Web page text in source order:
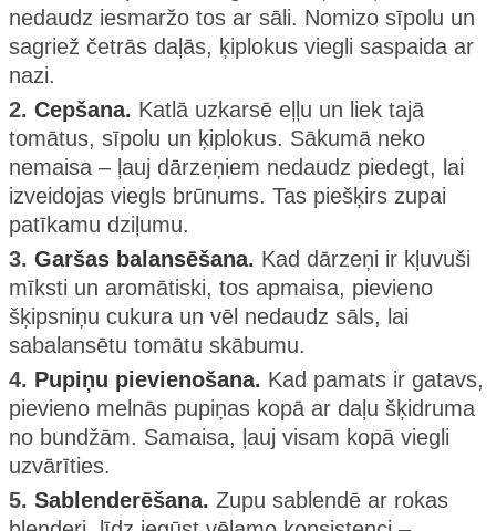
nedaudz iesmaržo tos ar sāli. Nomizo sīpolu un
sagriež četrās daļās, ķiplokus viegli saspaida ar
nazi.
2. Cepšana. Katlā uzkarsē eļļu un liek tajā
tomātus, sīpolu un ķiplokus. Sākumā neko
nemaisa – ļauj dārzeņiem nedaudz piedegt, lai
izveidojas viegls brūnums. Tas piešķirs zupai
patīkamu dziļumu.
3. Garšas balansēšana. Kad dārzeņi ir kļuvuši
mīksti un aromātiski, tos apmaisa, pievieno
šķipsniņu cukura un vēl nedaudz sāls, lai
sabalansētu tomātu skābumu.
4. Pupiņu pievienošana. Kad pamats ir gatavs,
pievieno melnās pupiņas kopā ar daļu šķidruma
no bundžām. Samaisa, ļauj visam kopā viegli
uzvārīties.
5. Sablenderēšana. Zupu sablendē ar rokas